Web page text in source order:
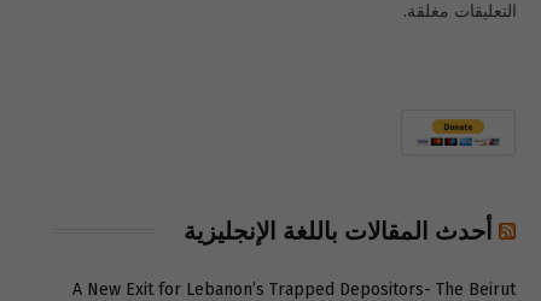
التعليقات مغلقة.
أحدث المقالات باللغة الإنجليزية
A New Exit for Lebanon’s Trapped Depositors- The Beirut